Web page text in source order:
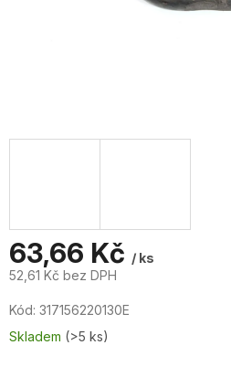
63,66 Kč / ks
52,61 Kč bez DPH
cena:
Kód: 317156220130E
Skladem (>5 ks)